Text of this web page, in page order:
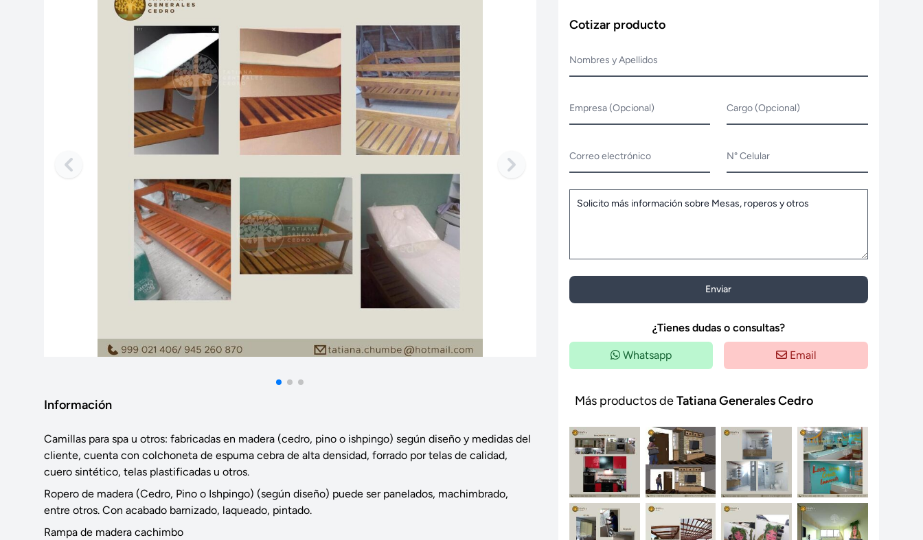
Información
Camillas para spa u otros: fabricadas en madera (cedro, pino o ishpingo) según diseño y medidas del
cliente, cuenta con colchoneta de espuma cebra de alta densidad, forrado por telas de calidad,
cuero sintético, telas plastificadas u otros.
Ropero de madera (Cedro, Pino o Ishpingo) (según diseño) puede ser panelados, machimbrado,
entre otros. Con acabado barnizado, laqueado, pintado.
Rampa de madera cachimbo
Cotizar producto
Nombres y Apellidos
Empresa (Opcional) Cargo (Opcional)
Correo electrónico N° Celular
Enviar
¿Tienes dudas o consultas?
Whatsapp Email
Más productos deTatiana Generales Cedro